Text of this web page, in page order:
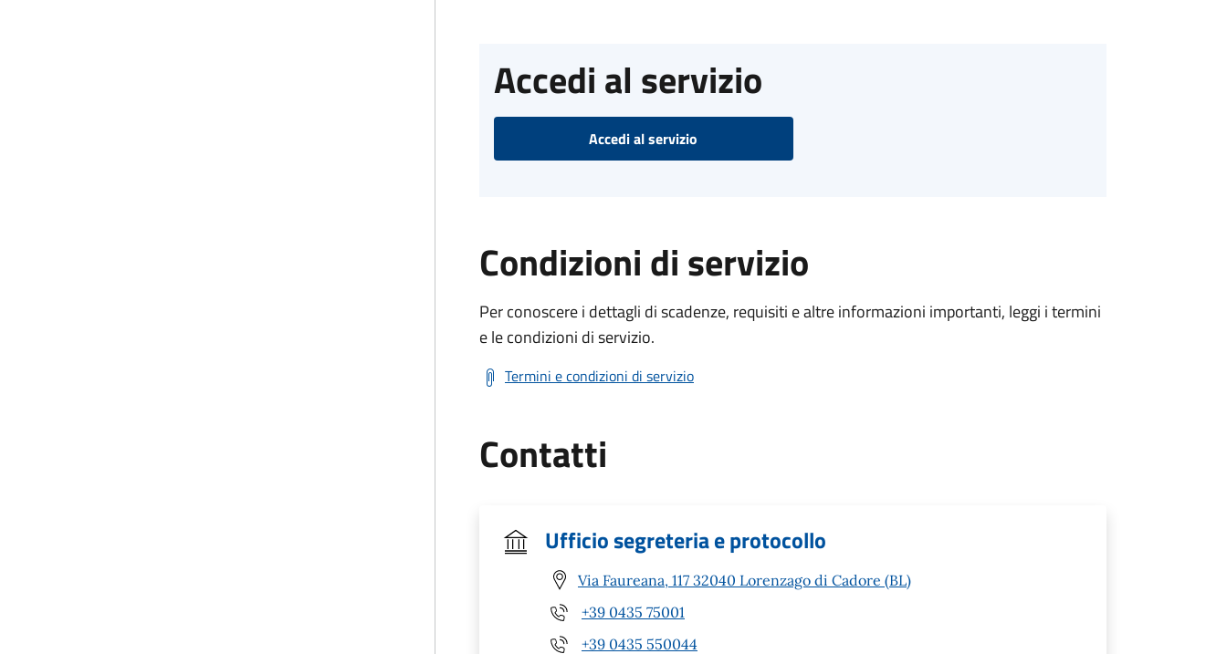
Accedi al servizio
Accedi al servizio
Condizioni di servizio
Per conoscere i dettagli di scadenze, requisiti e altre informazioni importanti, leggi i termini
e le condizioni di servizio.
Termini e condizioni di servizio
Contatti
Ufficio segreteria e protocollo
Via Faureana, 117 32040 Lorenzago di Cadore (BL)
+39 0435 75001
+39 0435 550044